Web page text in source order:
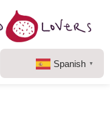
Spanish ▼